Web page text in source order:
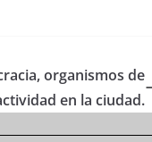
organismos de
en la ciudad.